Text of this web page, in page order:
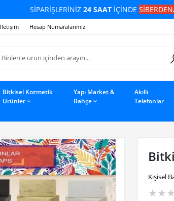
SİPARİŞLERİNİZ 24 SAATİÇİNDE
İletişim Hesap Numaralarımız
Bitkisel Kozmetik
Ürünler
Yapı Market &
Bahçe
Akıllı
Telefonlar
Kişisel
★★★